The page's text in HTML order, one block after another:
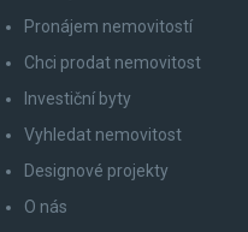
Pronájem nemovitostí
Chci prodat nemovitost
Investiční byty
Vyhledat nemovitost
Designové projekty
O nás